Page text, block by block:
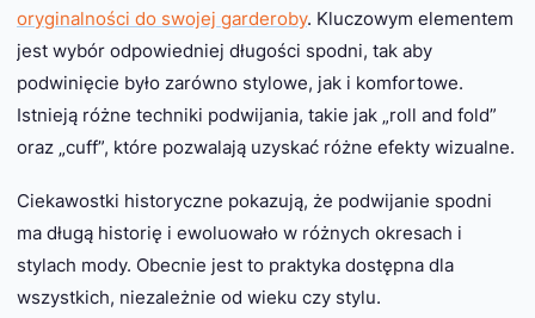
oryginalności do swojej garderoby. Kluczowym elementem
jest wybór odpowiedniej długości spodni, tak aby
podwinięcie było zarówno stylowe, jak i komfortowe.
Istnieją różne techniki podwijania, takie jak „roll and fold”
oraz „cuff”, które pozwalają uzyskać różne efekty wizualne.
Ciekawostki historyczne pokazują, że podwijanie spodni
ma długą historię i ewoluowało w różnych okresach i
stylach mody. Obecnie jest to praktyka dostępna dla
wszystkich, niezależnie od wieku czy stylu.